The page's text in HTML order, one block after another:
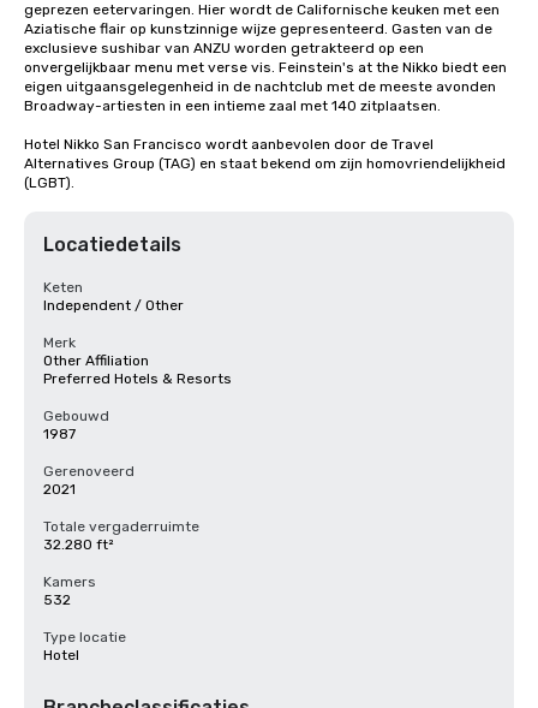
geprezen eetervaringen. Hier wordt de Californische keuken met een
Aziatische flair op kunstzinnige wijze gepresenteerd. Gasten van de
exclusieve sushibar van ANZU worden getrakteerd op een
onvergelijkbaar menu met verse vis. Feinstein's at the Nikko biedt een
eigen uitgaansgelegenheid in de nachtclub met de meeste avonden
Broadway-artiesten in een intieme zaal met 140 zitplaatsen.
Hotel Nikko San Francisco wordt aanbevolen door de Travel
Alternatives Group (TAG) en staat bekend om zijn homovriendelijkheid
(LGBT).
Locatiedetails
Keten
Independent / Other
Merk
Other Affiliation
Preferred Hotels & Resorts
Gebouwd
1987
Gerenoveerd
2021
Totale vergaderruimte
32.280 ft²
Kamers
532
Type locatie
Hotel